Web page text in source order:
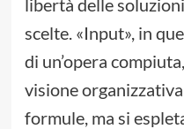
scelte. «Input», in
di un’opera
visione
formule, ma si